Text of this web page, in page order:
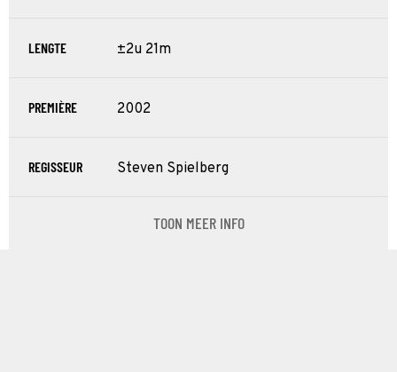
LENGTE ±2u 21m
PREMIÈRE 2002
REGISSEUR Steven Spielberg
TOON MEER INFO